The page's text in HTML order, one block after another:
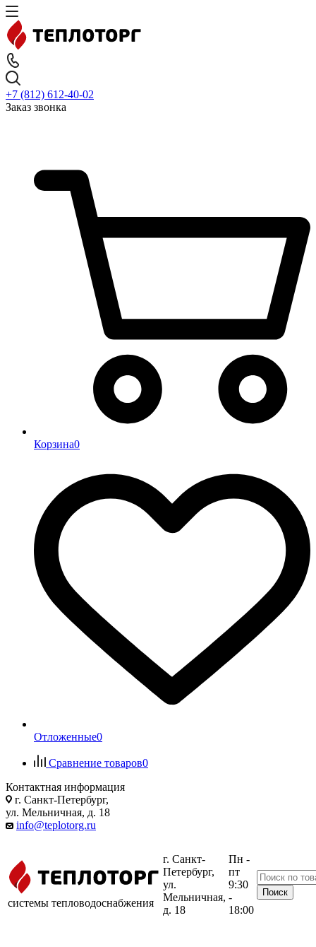
+7 (812) 612-40-02
Заказ звонка
Корзина0
Отложенные0
Сравнение товаров0
Контактная информация
г. Санкт-Петербург,
ул. Мельничная, д. 18
info@teplotorg.ru
системы тепловодоснабжения
г. Санкт-
Петербург,
ул.
Мельничная,
д. 18
Пн -
пт
9:30
-
18:00